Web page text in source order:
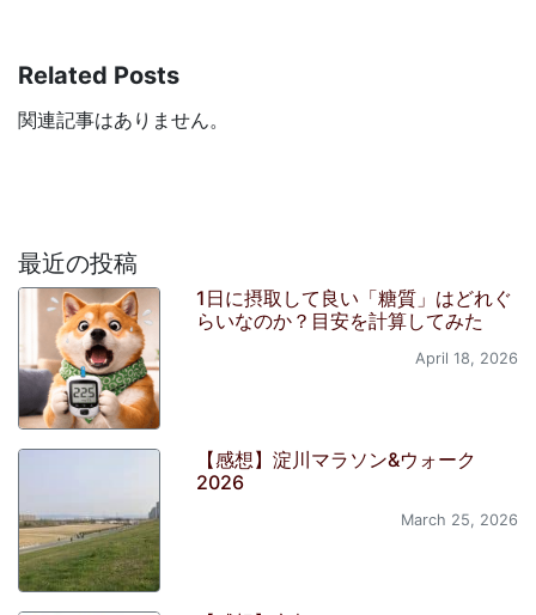
Related Posts
関連記事はありません。
最近の投稿
1日に摂取して良い「糖質」はどれぐ
らいなのか？目安を計算してみた
April 18, 2026
【感想】淀川マラソン&ウォーク
2026
March 25, 2026